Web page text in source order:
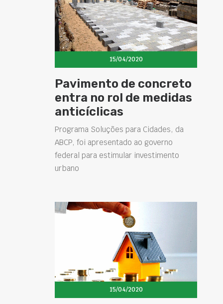
15/04/2020
Pavimento de concreto
entra no rol de medidas
anticíclicas
Programa Soluções para Cidades, da
ABCP, foi apresentado ao governo
federal para estimular investimento
urbano
15/04/2020